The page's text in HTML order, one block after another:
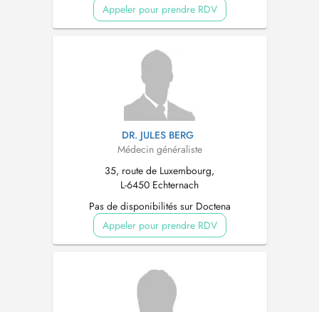
Appeler pour prendre RDV
DR. JULES BERG
Médecin généraliste
35, route de Luxembourg,
L-6450 Echternach
Pas de disponibilités sur Doctena
Appeler pour prendre RDV